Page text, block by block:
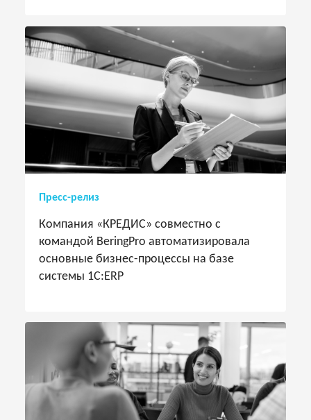
Пресс-релиз
Компания «КРЕДИС» совместно с
командой BeringPro автоматизировала
основные бизнес-процессы на базе
системы 1С:ERP